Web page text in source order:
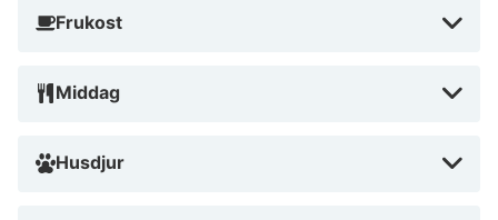
Frukost
Middag
Husdjur